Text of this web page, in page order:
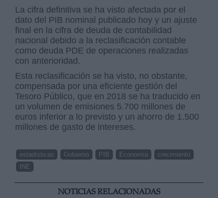
La cifra definitiva se ha visto afectada por el
dato del PIB nominal publicado hoy y un ajuste
final en la cifra de deuda de contabilidad
nacional debido a la reclasificación contable
como deuda PDE de operaciones realizadas
con anterioridad.
Esta reclasificación se ha visto, no obstante,
compensada por una eficiente gestión del
Tesoro Público, que en 2018 se ha traducido en
un volumen de emisiones 5.700 millones de
euros inferior a lo previsto y un ahorro de 1.500
millones de gasto de intereses.
estadísticas Gobierno PIB Economía
crecimiento
INE
NOTICIAS RELACIONADAS